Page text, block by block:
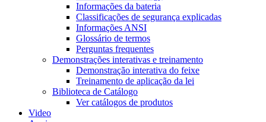
Informações da bateria
Classificações de segurança explicadas
Informações ANSI
Glossário de termos
Perguntas frequentes
Demonstrações interativas e treinamento
Demonstração interativa do feixe
Treinamento de aplicação da lei
Biblioteca de Catálogo
Ver catálogos de produtos
Video